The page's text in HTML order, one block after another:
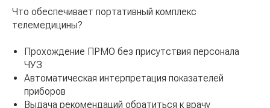
Что обеспечивает портативный комплекс
телемедицины?
Прохождение ПРМО без присутствия персонала
ЧУЗ
Автоматическая интерпретация показателей
приборов
Выдача рекомендаций обратиться к врачу